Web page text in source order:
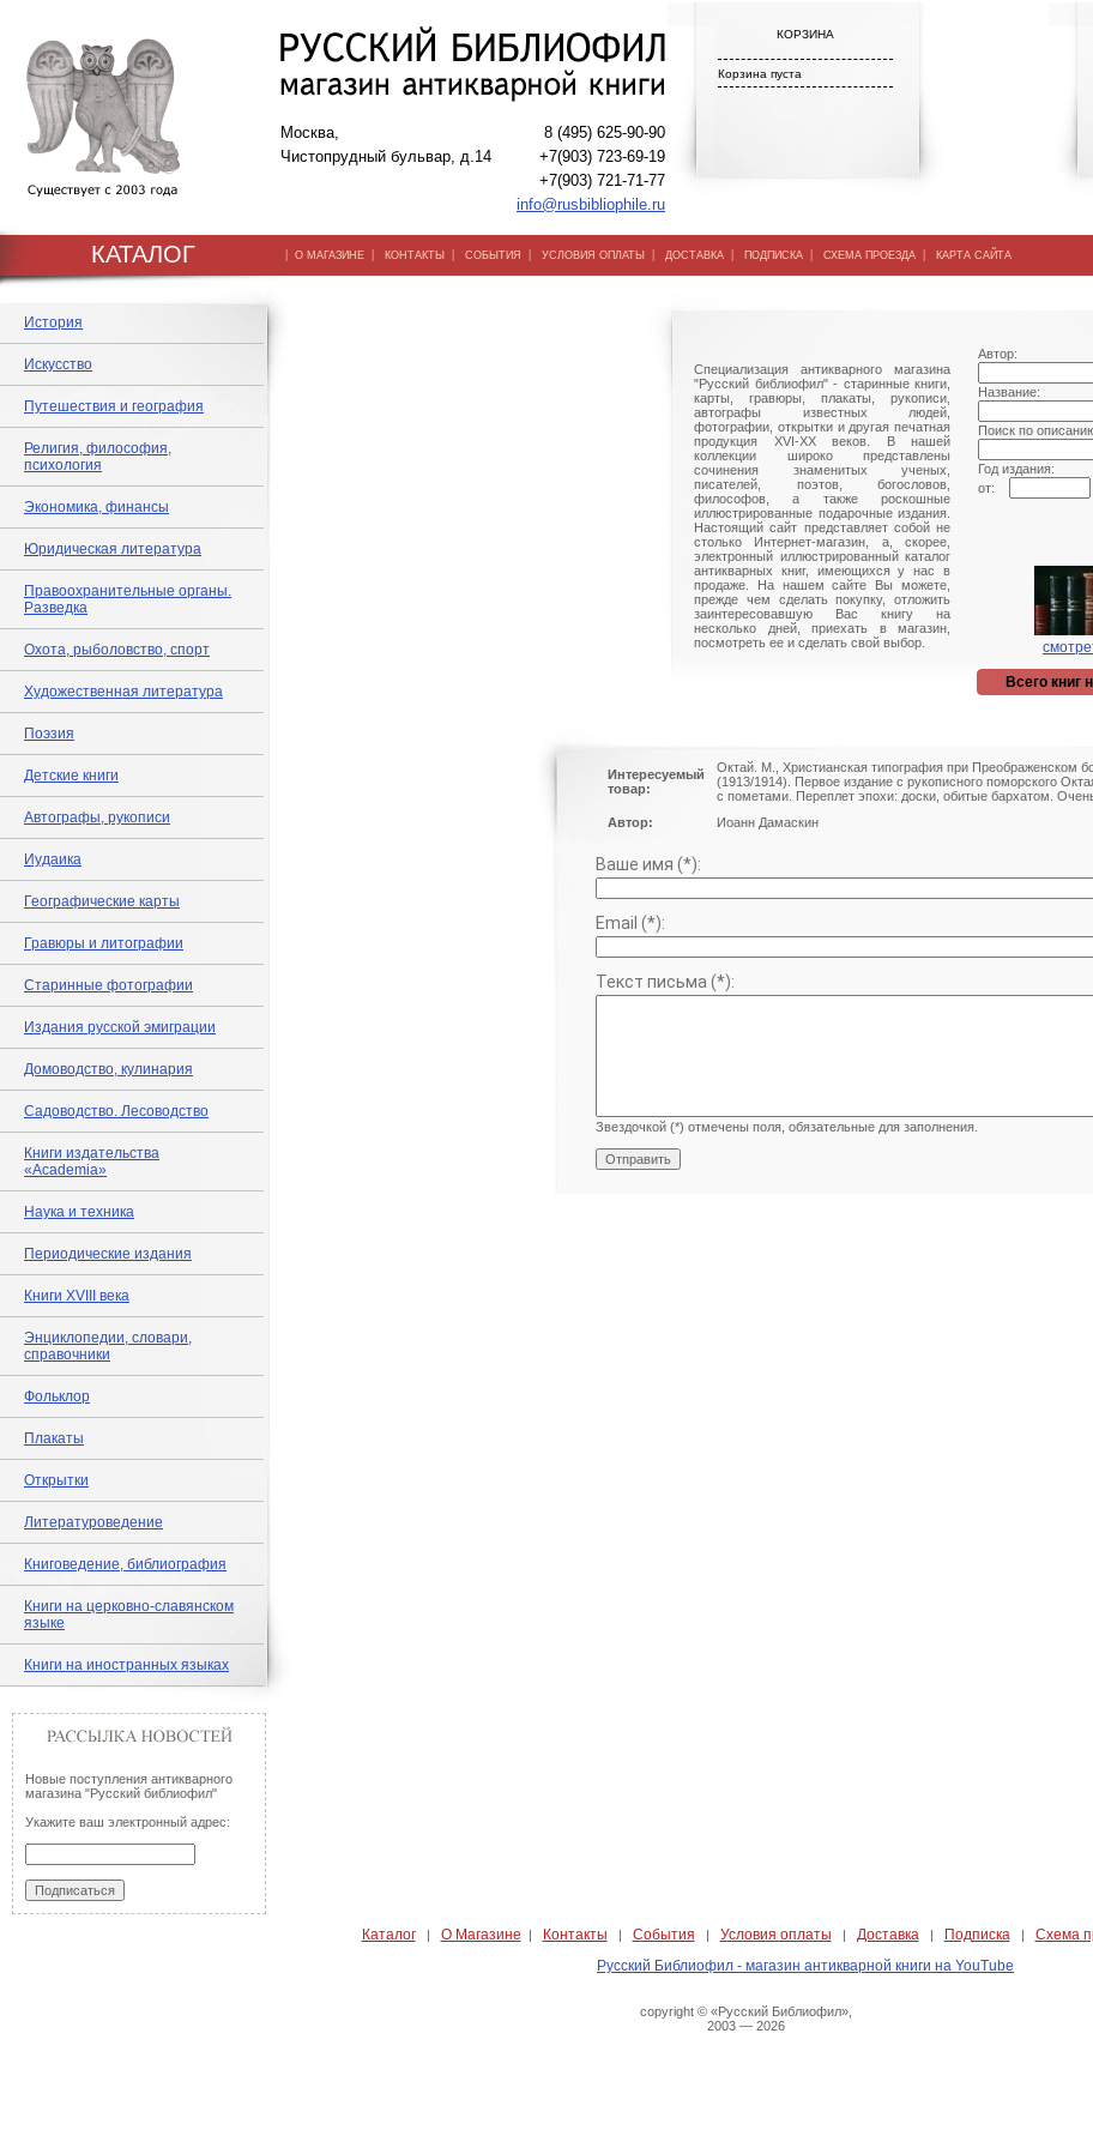
Москва,
Чистопрудный бульвар, д.14
8 (495) 625-90-90
+7(903) 723-69-19
+7(903) 721-71-77
info@rusbibliophile.ru
КОРЗИНА
Корзина пуста
КАТАЛОГ | О МАГАЗИНЕ | КОНТАКТЫ | СОБЫТИЯ | УСЛОВИЯ ОПЛАТЫ | ДОСТАВКА | ПОДПИСКА | СХЕМА ПРОЕЗДА | КАРТА САЙТА
История
Искусство
Путешествия и география
Религия, философия,
психология
Экономика, финансы
Юридическая литература
Правоохранительные органы.
Разведка
Охота, рыболовство, спорт
Художественная литература
Поэзия
Детские книги
Автографы, рукописи
Иудаика
Географические карты
Гравюры и литографии
Старинные фотографии
Издания русской эмиграции
Домоводство, кулинария
Садоводство. Лесоводство
Книги издательства
«Academia»
Наука и техника
Периодические издания
Книги XVIII века
Энциклопедии, словари,
справочники
Фольклор
Плакаты
Открытки
Литературоведение
Книговедение, библиография
Книги на церковно-славянском
языке
Книги на иностранных языках
Новые поступления антикварного
магазина "Русский библиофил"
Укажите ваш электронный адрес:
Специализация антикварного магазина
"Русский библиофил" - старинные книги,
карты, гравюры, плакаты, рукописи,
автографы известных людей,
фотографии, открытки и другая печатная
продукция XVI-XX веков. В нашей
коллекции широко представлены
сочинения знаменитых ученых,
писателей, поэтов, богословов,
философов, а также роскошные
иллюстрированные подарочные издания.
Настоящий сайт представляет собой не
столько Интернет-магазин, а, скорее,
электронный иллюстрированный каталог
антикварных книг, имеющихся у нас в
продаже. На нашем сайте Вы можете,
прежде чем сделать покупку, отложить
заинтересовавшую Вас книгу на
несколько дней, приехать в магазин,
посмотреть ее и сделать свой выбор.
Автор:
Название:
Поиск по
Год издания:
от:
Всего книг
Интересуемый
товар:
Октай. М., Христианская типография при Преображенском
(1913/1914). Первое издание с рукописного поморского
с пометами. Переплет эпохи: доски, обитые бархатом.
Автор:
Иоанн Дамаскин
Ваше имя (*):
Email (*):
Текст письма (*):
Звездочкой (*) отмечены поля, обязательные для заполнения.
Каталог| О Магазине | Контакты | События | Условия оплаты | Доставка | Подписка | Схема
Русский Библиофил - магазин антикварной книги на YouTube
copyright © «Русский Библиофил»,
2003 — 2026